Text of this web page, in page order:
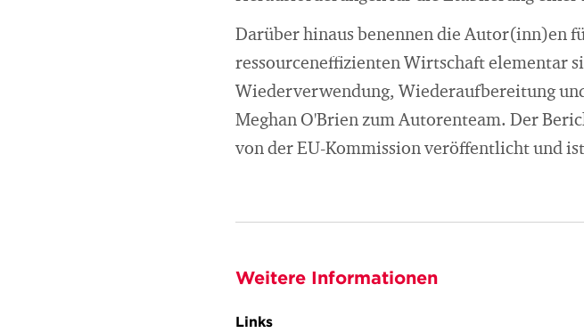
Darüber hinaus benennen die Autor(inn)en
ressourceneffizienten Wirtschaft elementar
Wiederverwendung, Wiederaufbereitung
Meghan O'Brien zum Autorenteam. Der
von der EU-Kommission veröffentlicht und
Weitere Informationen
Links